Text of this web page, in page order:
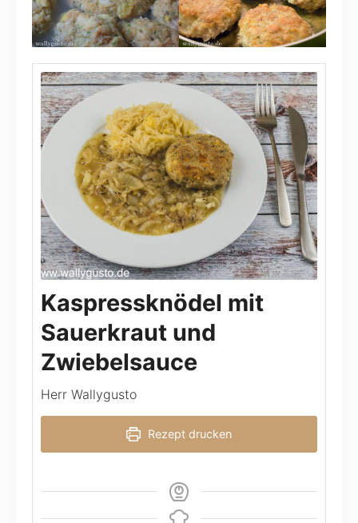
Kaspressknödel mit
Sauerkraut und
Zwiebelsauce
Herr Wallygusto
Rezept drucken